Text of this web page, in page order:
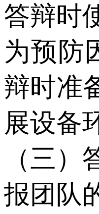
答辩时
为预防
辩时准
展设备
（三
报团队